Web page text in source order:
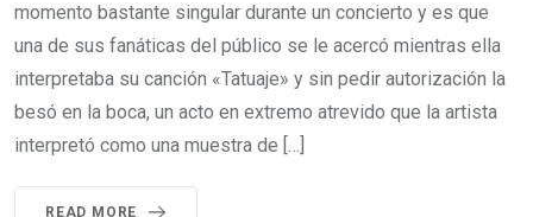
momento bastante singular durante un concierto y es que
una de sus fanáticas del público se le acercó mientras ella
interpretaba su canción «Tatuaje» y sin pedir autorización la
besó en la boca, un acto en extremo atrevido que la artista
interpretó como una muestra de […]
READ MORE